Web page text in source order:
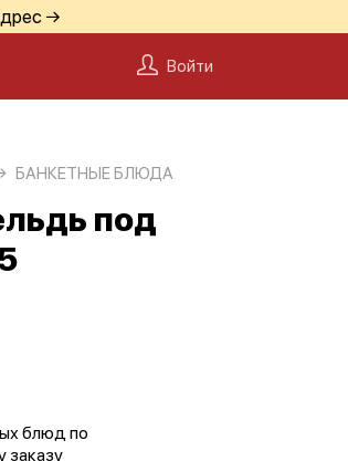
→
Войти
БАНКЕТНЫЕ БЛЮДА
под
блюд по
заказу